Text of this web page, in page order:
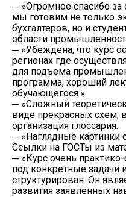
─ «Огромное спасибо
мы готовим не только
бухгалтеров, но и
области
─ «Убеждена, что курс
регионах где
для подъема
программа, хороший
обучающегося.»
─ «Сложный
виде прекрасных схем,
организация глоссария.
─ «Наглядные картинки
Ссылки на ГОСТы из
─ «Курс очень
под конкретные задачи
структурирован. Он
развития заявленных